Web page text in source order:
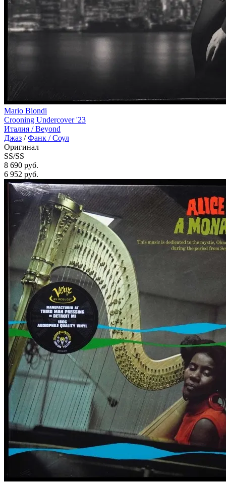
Mario Biondi
Crooning Undercover '23
Италия /Beyond
Джаз /Фанк / Соул
Оригинал
SS/SS
8 690 руб.
6 952 руб.